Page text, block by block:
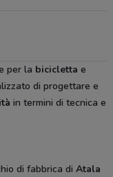
per la bicicletta e
di progettare e
in termini di tecnica e
di fabbrica di Atala